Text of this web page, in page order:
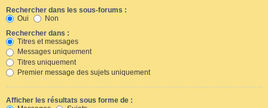
Rechercher dans les sous-forums :
Oui
Non
Rechercher dans :
Titres et messages
Messages uniquement
Titres uniquement
Premier message des sujets uniquement
Afficher les résultats sous forme de :